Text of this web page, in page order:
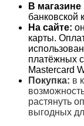
В
банковской
На сайте:
карты.
платёжных
Mastercard
Покупка: в
растянуть
выгодных